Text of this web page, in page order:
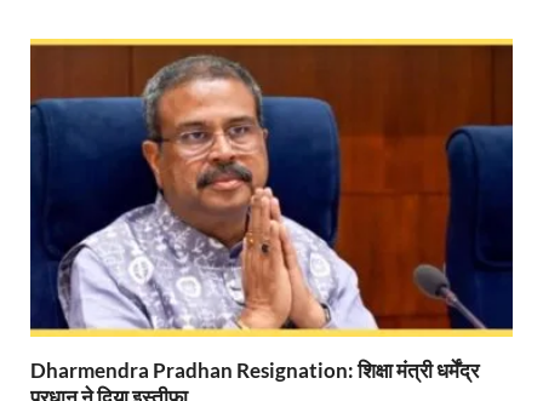
Pateshvari Mata Darshan: मुख्यमंत्री ने किए मां
She Leads Bharat: अंतर्राष्ट्रीय महिला दिवस 2026 के
Sabka Sath Sabka Vikas: प्रधानमंत्री नरेन्द्र मोदी 9
Holi Mahotsava: CM धामी ने कलश संगीत द्वारा
Chhattisgarh Budget 2026-27: बस्तर के विकास का
First Cabinet Meeting In Seva Tirth: भारत की
Gomati River: गोमती को स्वच्छ बनाने के लिए आज जुटेंगे
Railway Appointment Update: राजेश कुमार पांडे ने
Dharmendra Pradhan Resignation: शिक्षा मंत्री धर्मेंद्र